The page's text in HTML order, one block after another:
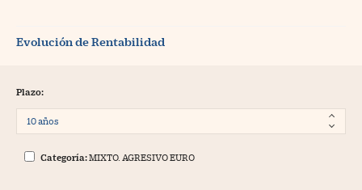
Evolución de Rentabilidad
Plazo:
Categoría:MIXTO. AGRESIVO EURO